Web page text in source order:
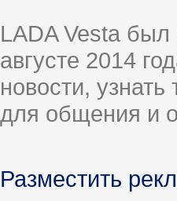
LADA Vesta
августе 2014
новости,
для общения и
Разместить